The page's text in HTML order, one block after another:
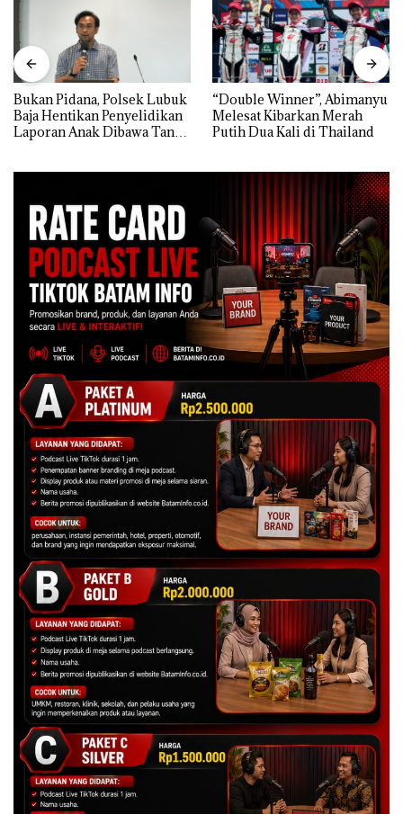
Bukan Pidana, Polsek Lubuk
Baja Hentikan Penyelidikan
Laporan Anak Dibawa Tanpa
“Double Winner”, Abimanyu
Melesat Kibarkan Merah
Putih Dua Kali di Thailand